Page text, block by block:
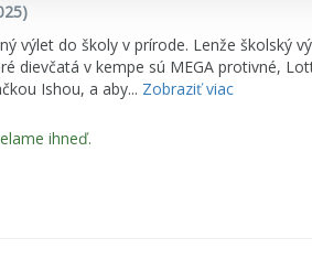
výlet do školy v prírode. Lenže školský
dievčatá v kempe sú MEGA protivné,
Ishou, a aby... Zobraziť viac
ihneď.